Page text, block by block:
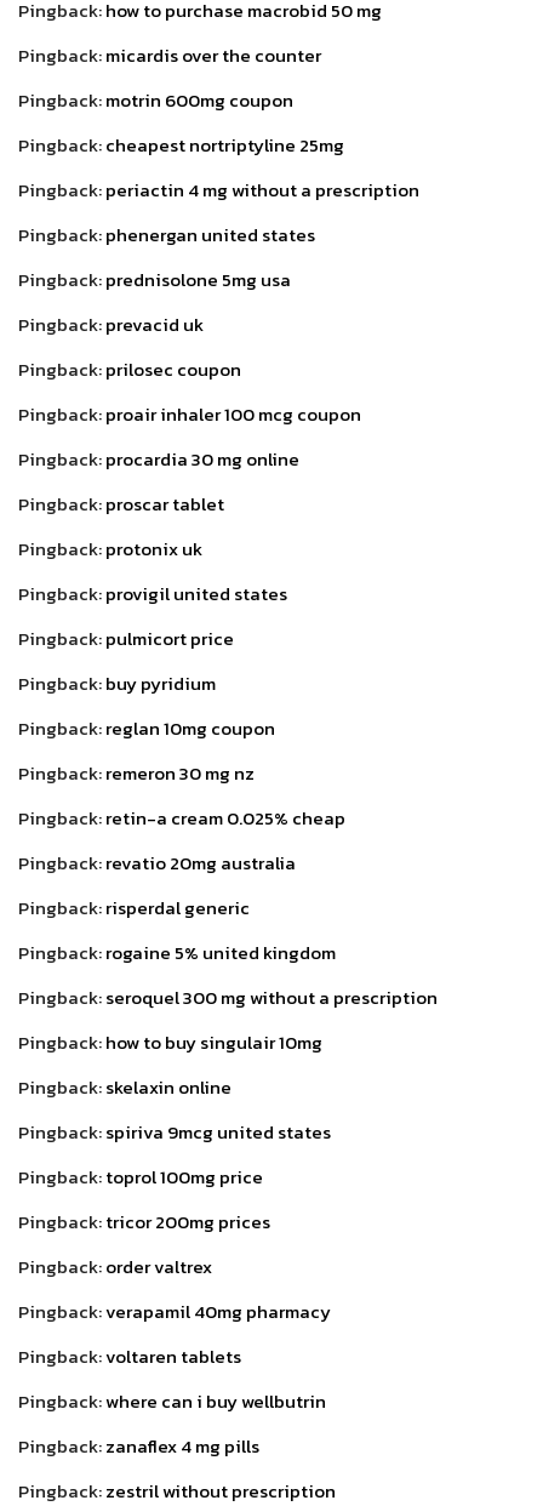
Pingback:how to purchase macrobid 50 mg
Pingback:micardis over the counter
Pingback:motrin 600mg coupon
Pingback:cheapest nortriptyline 25mg
Pingback:periactin 4 mg without a prescription
Pingback:phenergan united states
Pingback:prednisolone 5mg usa
Pingback:prevacid uk
Pingback:prilosec coupon
Pingback:proair inhaler 100 mcg coupon
Pingback:procardia 30 mg online
Pingback:proscar tablet
Pingback:protonix uk
Pingback:provigil united states
Pingback:pulmicort price
Pingback:buy pyridium
Pingback:reglan 10mg coupon
Pingback:remeron 30 mg nz
Pingback:retin-a cream 0.025% cheap
Pingback:revatio 20mg australia
Pingback:risperdal generic
Pingback:rogaine 5% united kingdom
Pingback:seroquel 300 mg without a prescription
Pingback:how to buy singulair 10mg
Pingback:skelaxin online
Pingback:spiriva 9mcg united states
Pingback:toprol 100mg price
Pingback:tricor 200mg prices
Pingback:order valtrex
Pingback:verapamil 40mg pharmacy
Pingback:voltaren tablets
Pingback:where can i buy wellbutrin
Pingback:zanaflex 4 mg pills
Pingback:zestril without prescription